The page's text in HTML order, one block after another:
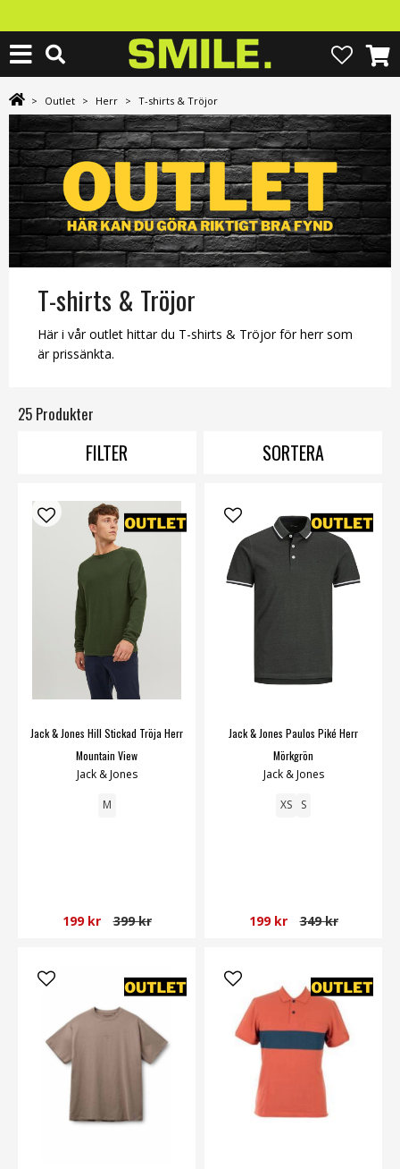
> Outlet > Herr > T-shirts & Tröjor
T-shirts & Tröjor
Här i vår outlet hittar du T-shirts & Tröjor för herr som
är prissänkta.
25 Produkter
FILTER SORTERA
Jack & Jones Hill Stickad Tröja Herr
Mountain View
Jack & Jones
M
199 kr 399 kr
Jack & Jones Paulos Piké Herr
Mörkgrön
Jack & Jones
XS S
199 kr 349 kr